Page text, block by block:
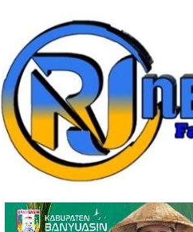
rjonlinenews.com
Faktual
Berimbang
dan
Terpercaya